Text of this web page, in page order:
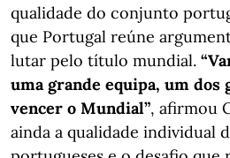
qualidade do conjunto
que Portugal reúne
lutar pelo título mundial.
uma grande equipa, um dos
vencer o Mundial”, afirmou
ainda a qualidade individual